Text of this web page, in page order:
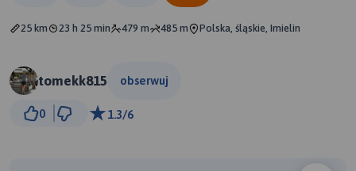
25 km 23 h 25 min 479 m 485 m Polska, śląskie, Imielin
tomekk815 obserwuj
0 1.3/6